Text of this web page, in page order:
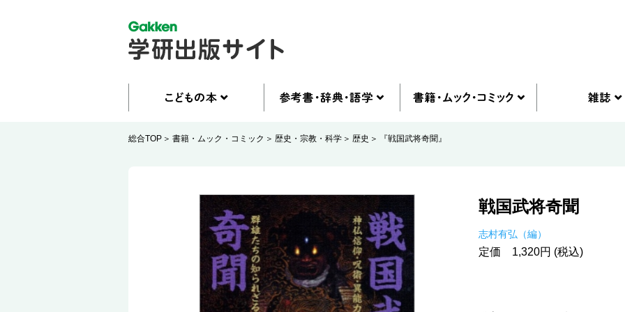
総合TOP 書籍・ムック・コミック 歴史・宗教・科学 歴史 『戦国武将奇聞』
戦国武将奇聞
志村有弘（編）
定価 1,320円 (税込)